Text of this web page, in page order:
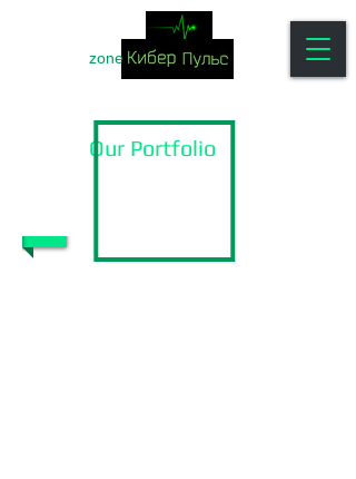
zone
Our Portfolio